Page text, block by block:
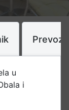
Prevoz
u
i